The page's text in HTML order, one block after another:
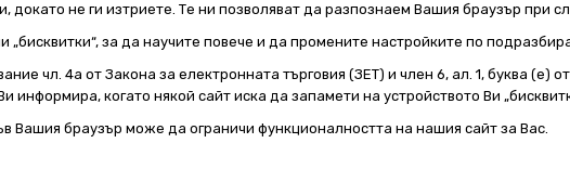
докато не ги изтриете. Те ни позволяват да разпознаем Вашия браузър при
„бисквитки“, за да научите повече и да промените настройките по
чл. 4а от Закона за електронната търговия (ЗЕТ) и член 6, ал. 1, буква (е)
информира, когато някой сайт иска да запамети на устройството Ви
Вашия браузър може да ограничи функционалността на нашия сайт за Вас.